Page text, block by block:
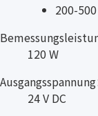
200-
120 W
Ausgangsspannung
24 V DC